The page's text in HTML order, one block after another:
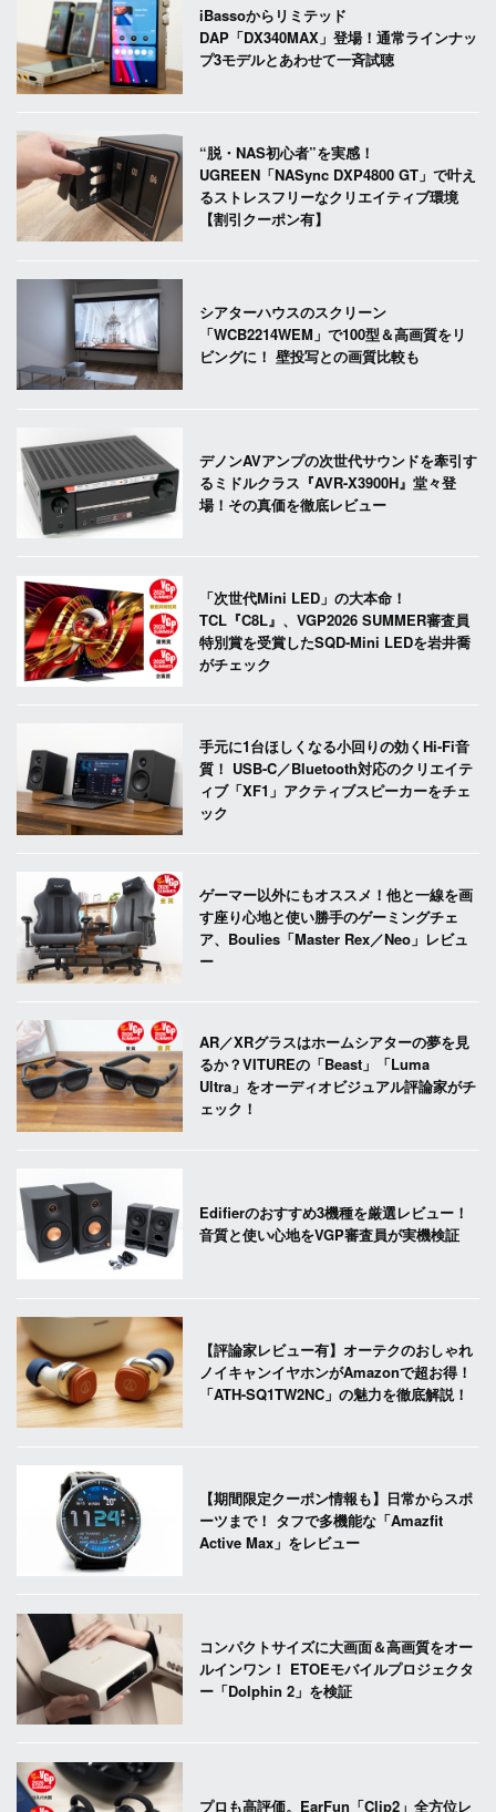
iBassoからリミテッド
DAP「DX340MAX」登場！通常ラインナッ
プ3モデルとあわせて一斉試聴
“脱・NAS初心者”を実感！
UGREEN「NASync DXP4800 GT」で叶え
るストレスフリーなクリエイティブ環境
【割引クーポン有】
シアターハウスのスクリーン
「WCB2214WEM」で100型＆高画質をリ
ビングに！ 壁投写との画質比較も
デノンAVアンプの次世代サウンドを牽引す
るミドルクラス『AVR-X3900H』堂々登
場！その真価を徹底レビュー
「次世代Mini LED」の大本命！
TCL『C8L』、VGP2026 SUMMER審査員
特別賞を受賞したSQD-Mini LEDを岩井喬
がチェック
手元に1台ほしくなる小回りの効くHi-Fi音
質！ USB-C／Bluetooth対応のクリエイテ
ィブ「XF1」アクティブスピーカーをチェ
ック
ゲーマー以外にもオススメ！他と一線を画
す座り心地と使い勝手のゲーミングチェ
ア、Boulies「Master Rex／Neo」レビュ
ー
AR／XRグラスはホームシアターの夢を見
るか？VITUREの「Beast」「Luma
Ultra」をオーディオビジュアル評論家がチ
ェック！
Edifierのおすすめ3機種を厳選レビュー！
音質と使い心地をVGP審査員が実機検証
【評論家レビュー有】オーテクのおしゃれ
ノイキャンイヤホンがAmazonで超お得！
「ATH-SQ1TW2NC」の魅力を徹底解説！
【期間限定クーポン情報も】日常からスポ
ーツまで！ タフで多機能な「Amazfit
Active Max」をレビュー
コンパクトサイズに大画面＆高画質をオー
ルインワン！ ETOEモバイルプロジェクタ
ー「Dolphin 2」を検証
プロも高評価。EarFun「Clip2」全方位レ